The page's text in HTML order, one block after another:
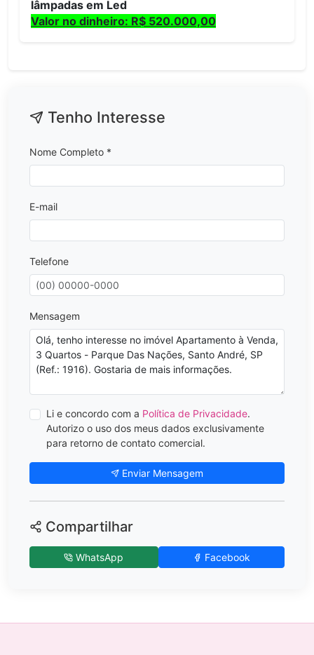
lâmpadas em Led
Valor no dinheiro: R$ 520.000,00
Tenho Interesse
Nome Completo *
E-mail
Telefone
Mensagem
Li e concordo com a Política de Privacidade.
Autorizo o uso dos meus dados exclusivamente
para retorno de contato comercial.
Enviar Mensagem
Compartilhar
WhatsApp Facebook